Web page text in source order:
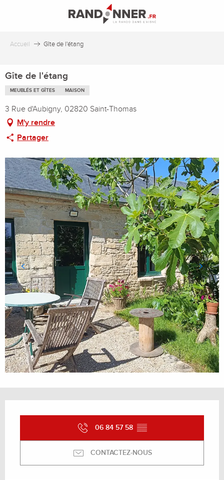
principal
Accueil Gîte de l'étang
Gîte de l'étang
MEUBLÉS ET GÎTES MAISON
3 Rue d'Aubigny, 02820 Saint-Thomas
M'y rendre
Partager
06 84 57 58 ▒▒
CONTACTEZ-NOUS